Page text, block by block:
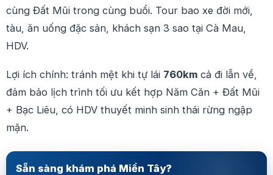
cùng Đất Mũi trong cùng buổi. Tour bao xe đời mới,
tàu, ăn uống đặc sản, khách sạn 3 sao tại Cà Mau,
HDV.
Lợi ích chính: tránh mệt khi tự lái 760km cả đi lẫn về,
đảm bảo lịch trình tối ưu kết hợp Năm Căn + Đất Mũi
+ Bạc Liêu, có HDV thuyết minh sinh thái rừng ngập
mặn.
Sẵn sàng khám phá Miền Tây?